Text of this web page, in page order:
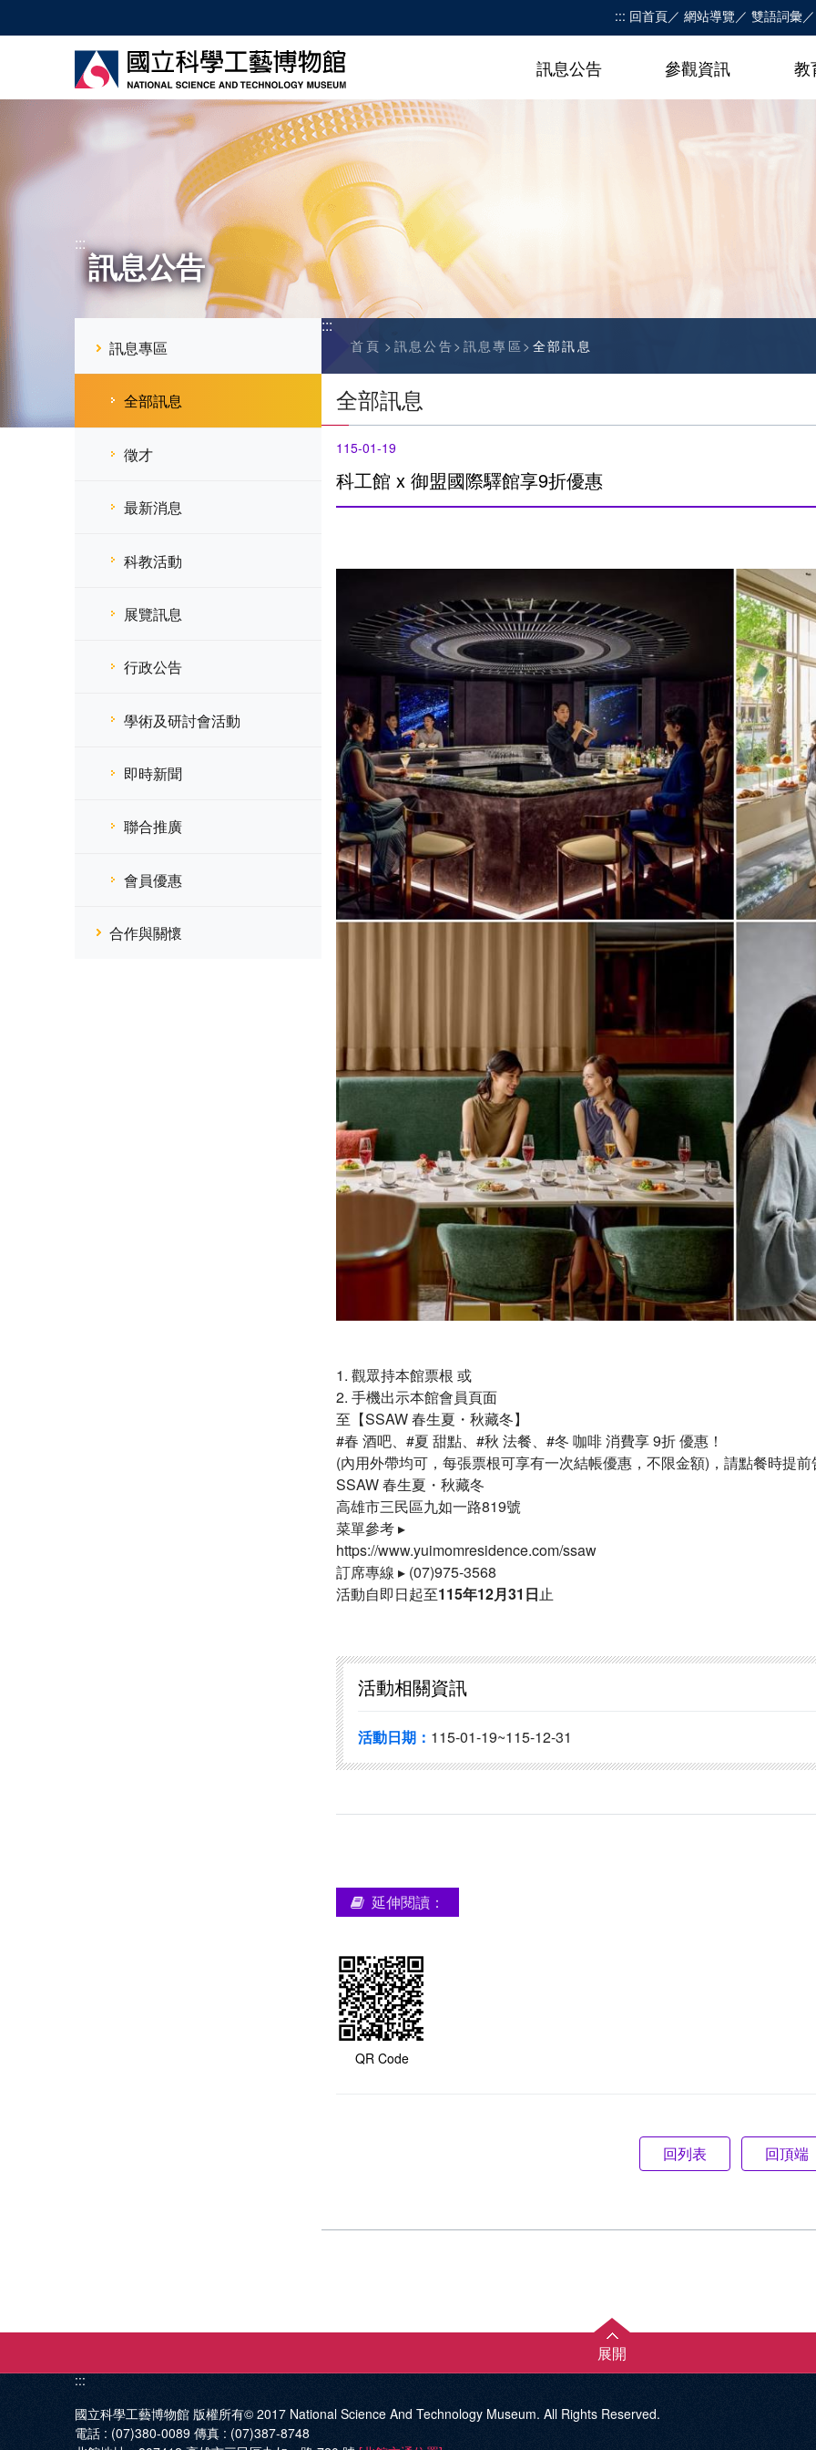
主
::: 回首頁 網站導覽 雙語詞彙
訊息公告 參觀資訊 教
:::
訊息公告
訊息專區
全部訊息
徵才
最新消息
科教活動
展覽訊息
行政公告
學術及研討會活動
即時新聞
聯合推廣
會員優惠
合作與關懷
:::
首頁 訊息公告 訊息專區 全部訊息
全部訊息
115-01-19
科工館 x 御盟國際驛館享9折優惠
1. 觀眾持本館票根 或
2. 手機出示本館會員頁面
至【SSAW 春生夏・秋藏冬】
#春 酒吧、#夏 甜點、#秋 法餐、#冬 咖啡 消費享 9折 優惠！
(內用外帶均可，每張票根可享有一次結帳優惠，不限金額)，請點餐時提
SSAW 春生夏・秋藏冬
高雄市三民區九如一路819號
菜單參考 ▸
https://www.yuimomresidence.com/ssaw
訂席專線 ▸ (07)975-3568
活動自即日起至115年12月31日止
活動相關資訊
活動日期： 115-01-19~115-12-31
延伸閱讀：
QR Code
回頂端
展開
:::
國立科學工藝博物館 版權所有© 2017 National Science And Technology Museum. All Rights Reserved.
電話 : (07)380-0089 傳真 : (07)387-8748